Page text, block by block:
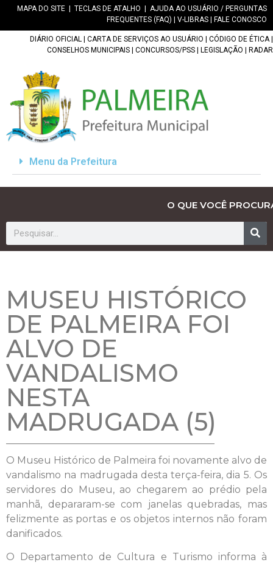
MAPA DO SITE TECLAS DE ATALHO
AJUDA AO USUÁRIO / PERGUNTAS
FREQUENTES (FAQ)
V-LIBRAS FALE CONOSCO
DIÁRIO OFICIAL CARTA DE SERVIÇOS AO USUÁRIO CÓDIGO DE ÉTICA|
CONSELHOS MUNICIPAIS
CONCURSOS/PSS LEGISLAÇÃO RADAR
Menu da Prefeitura
O QUE VOCÊ
MUSEU HISTÓRICO
DE PALMEIRA FOI
ALVO DE
VANDALISMO
NESTA
MADRUGADA (5)
O Museu Histórico de Palmeira foi novamente alvo de
vandalismo na madrugada desta terça-feira, dia 5. Os
servidores do Museu, ao chegarem ao prédio pela
manhã, depararam-se com janelas quebradas, mas
felizmente as portas e os objetos internos não foram
danificados.
O Departamento de Cultura e Turismo informa à